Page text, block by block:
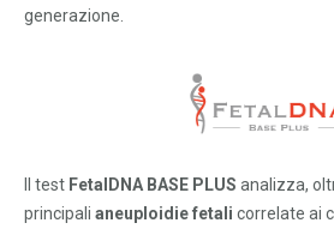
generazione.
Il test FetalDNA BASE PLUS analizza,
principali aneuploidiefetali correlate ai